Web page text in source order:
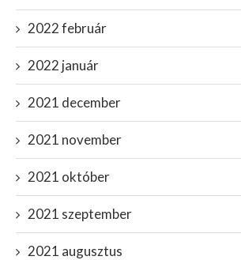
2022 február
2022 január
2021 december
2021 november
2021 október
2021 szeptember
2021 augusztus